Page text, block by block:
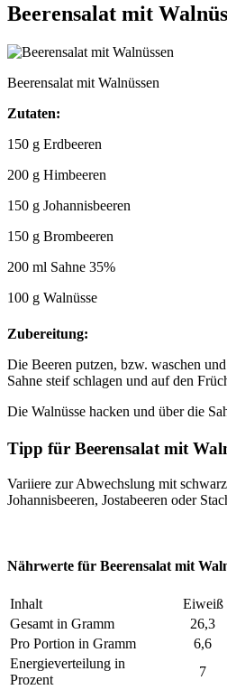
Beerensalat mit
Beerensalat mit Walnüssen
Zutaten:
150 g Erdbeeren
200 g Himbeeren
150 g Johannisbeeren
150 g Brombeeren
200 ml Sahne 35%
100 g Walnüsse
Zubereitung:
Die Beeren putzen, bzw. waschen
Sahne steif schlagen und auf den
Die Walnüsse hacken und über die
Tipp für Beerensalat mit
Variiere zur Abwechslung mit
Johannisbeeren, Jostabeeren oder
Nährwerte für Beerensalat mit
Inhalt Eiweiß
Gesamt in Gramm
26,3
Pro Portion in Gramm
6,6
Energieverteilung in
Prozent
7